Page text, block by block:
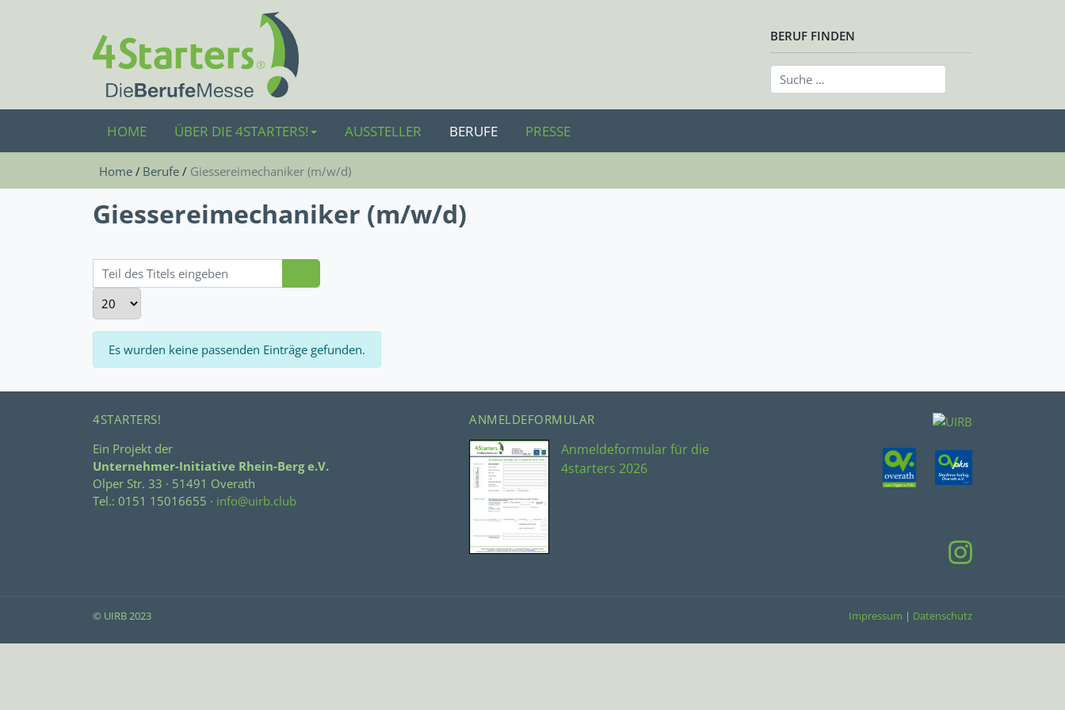
BERUF FINDEN
HOME ÜBER DIE 4STARTERS! AUSSTELLER BERUFE PRESSE
Home Berufe Giessereimechaniker (m/w/d)
Giessereimechaniker (m/w/d)
Teil des Titels eingeben
Anzeige #
Information
Es wurden keine passenden Einträge gefunden.
4STARTERS!
Ein Projekt der
Unternehmer-Initiative Rhein-Berg e.V.
Olper Str. 33 · 51491 Overath
Tel.: 0151 15016655 · info@uirb.club
ANMELDEFORMULAR
Anmeldeformular für die
4starters 2026
© UIRB 2023 Impressum | Datenschutz